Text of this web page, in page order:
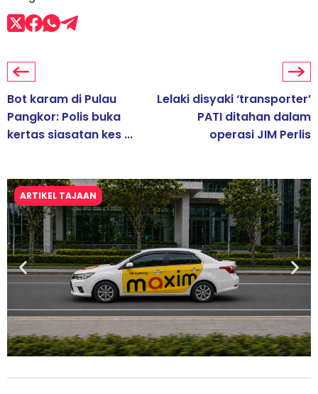
Bot karam di Pulau
Pangkor: Polis buka
kertas siasatan kes ...
Lelaki disyaki ‘transporter’
PATI ditahan dalam
operasi JIM Perlis
ARTIKEL TAJAAN